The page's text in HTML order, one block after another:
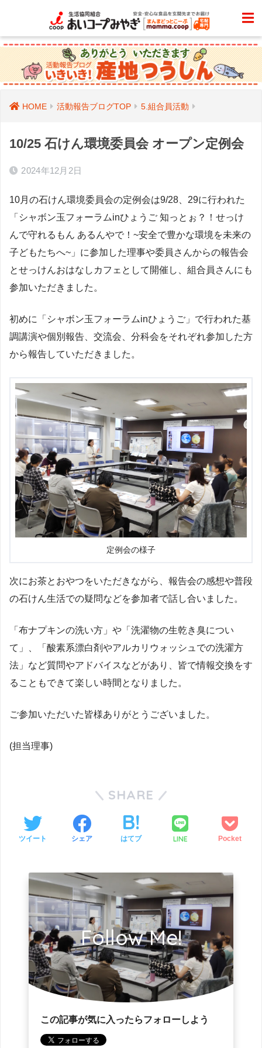
HOME 活動報告ブログTOP 5.組合員活動
10/25 石けん環境委員会 オープン定例会
2024年12月2日
10月の石けん環境委員会の定例会は9/28、29に行われた
「シャボン玉フォーラムinひょうご 知っとぉ？！せっけ
んで守れるもん あるんやで！~安全で豊かな環境を未来の
子どもたちへ~」に参加した理事や委員さんからの報告会
とせっけんおはなしカフェとして開催し、組合員さんにも
参加いただきました。
初めに「シャボン玉フォーラムinひょうご」で行われた基
調講演や個別報告、交流会、分科会をそれぞれ参加した方
から報告していただきました。
定例会の様子
次にお茶とおやつをいただきながら、報告会の感想や普段
の石けん生活での疑問などを参加者で話し合いました。
「布ナプキンの洗い方」や「洗濯物の生乾き臭につい
て」、「酸素系漂白剤やアルカリウォッシュでの洗濯方
法」など質問やアドバイスなどがあり、皆で情報交換をす
ることもできて楽しい時間となりました。
ご参加いただいた皆様ありがとうございました。
(担当理事)
SHARE
ツイート シェア はてブ LINE Pocket
Follow Me!
この記事が気に入ったらフォローしよう